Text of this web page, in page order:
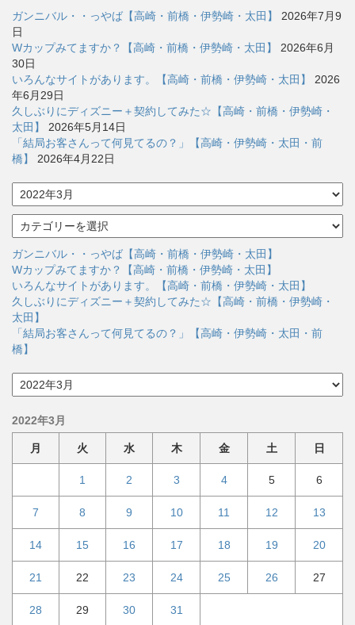
ガンニバル・・っやば【高崎・前橋・伊勢崎・太田】
2026年7月9
日
Wカップみてますか？【高崎・前橋・伊勢崎・太田】
2026年6月
30日
いろんなサイトがあります。【高崎・前橋・伊勢崎・太田】
2026
年6月29日
久しぶりにディズニー＋契約してみた☆【高崎・前橋・伊勢崎・
太田】
2026年5月14日
「結局お客さんって何見てるの？」【高崎・伊勢崎・太田・前
橋】
2026年4月22日
ア
ー
カ
イ
ブ
カ
テ
ゴ
リ
ー
ガンニバル・・っやば【高崎・前橋・伊勢崎・太田】
Wカップみてますか？【高崎・前橋・伊勢崎・太田】
いろんなサイトがあります。【高崎・前橋・伊勢崎・太田】
久しぶりにディズニー＋契約してみた☆【高崎・前橋・伊勢崎・
太田】
「結局お客さんって何見てるの？」【高崎・伊勢崎・太田・前
橋】
ア
ー
イ
2022年3月
月 火 水 木 金 土 日
1 2 3 4 5 6
7 8 9 10 11 12 13
14 15 16 17 18 19 20
21 22 23 24 25 26 27
28 29 30
31